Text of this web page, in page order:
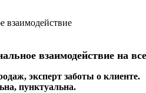
взаимодействие
взаимодействие на
эксперт заботы о клиенте.
пунктуальна.